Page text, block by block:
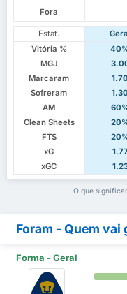
Fora
Estat.
Vitória %
MGJ
Marcaram
1.70
Sofreram
1.30
AM
Clean Sheets
FTS
xG
xGC
O que
Foram - Quem vai
Forma - Geral